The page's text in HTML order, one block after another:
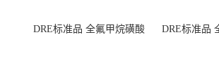
DRE标准品 全氟甲烷磺酸
DRE标准品